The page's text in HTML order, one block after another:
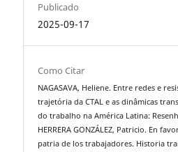
Publicado
2025-09-17
Como Citar
NAGASAVA, Heliene. Entre redes e
trajetória da CTAL e as dinâmicas
do trabalho na América Latina:
HERRERA GONZÁLEZ, Patricio. En
patria de los trabajadores. Historia